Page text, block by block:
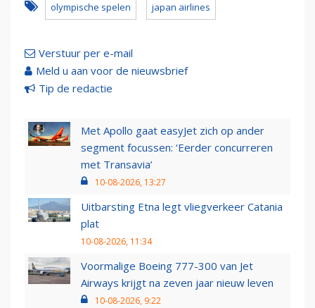
olympische spelen japan airlines
Verstuur per e-mail
Meld u aan voor de nieuwsbrief
Tip de redactie
Met Apollo gaat easyJet zich op ander
segment focussen: ‘Eerder concurreren
met Transavia’
10-08-2026, 13:27
Uitbarsting Etna legt vliegverkeer Catania
plat
10-08-2026, 11:34
Voormalige Boeing 777-300 van Jet
Airways krijgt na zeven jaar nieuw leven
10-08-2026, 9:22